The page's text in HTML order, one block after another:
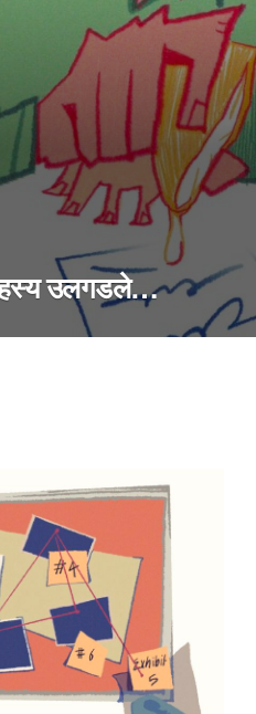
उलगडले…